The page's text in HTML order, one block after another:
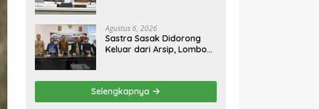
Agustus 6, 2026
Sastra Sasak Didorong
Keluar dari Arsip, Lombok
Muda
Selengkapnya